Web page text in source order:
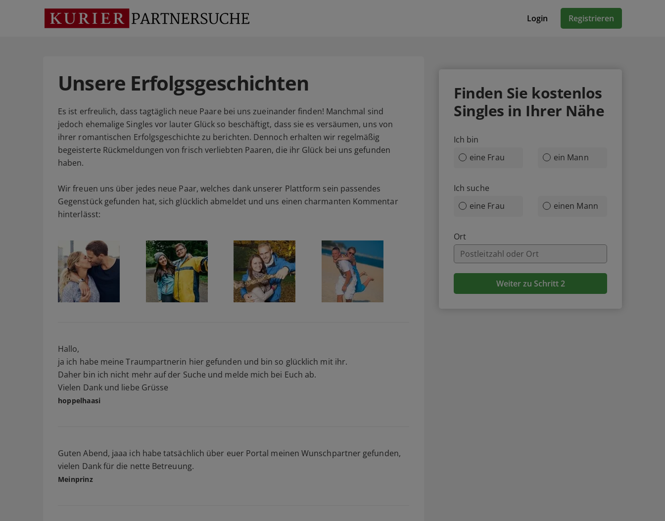
Login Registrieren
Unsere Erfolgsgeschichten
Es ist erfreulich, dass tagtäglich neue Paare bei uns zueinander finden! Manchmal sind
jedoch ehemalige Singles vor lauter Glück so beschäftigt, dass sie es versäumen, uns von
ihrer romantischen Erfolgsgeschichte zu berichten. Dennoch erhalten wir regelmäßig
begeisterte Rückmeldungen von frisch verliebten Paaren, die ihr Glück bei uns gefunden
haben.
Wir freuen uns über jedes neue Paar, welches dank unserer Plattform sein passendes
Gegenstück gefunden hat, sich glücklich abmeldet und uns einen charmanten Kommentar
hinterlässt:
Hallo,
ja ich habe meine Traumpartnerin hier gefunden und bin so glücklich mit ihr.
Daher bin ich nicht mehr auf der Suche und melde mich bei Euch ab.
Vielen Dank und liebe Grüsse
hoppelhaasi
Guten Abend, jaaa ich habe tatsächlich über euer Portal meinen Wunschpartner gefunden,
vielen Dank für die nette Betreuung.
Meinprinz
Finden Sie kostenlos
Singles in Ihrer Nähe
Ich bin
eine Frau
ein Mann
Ich suche
eine Frau
einen Mann
Ort
Weiter zu Schritt 2